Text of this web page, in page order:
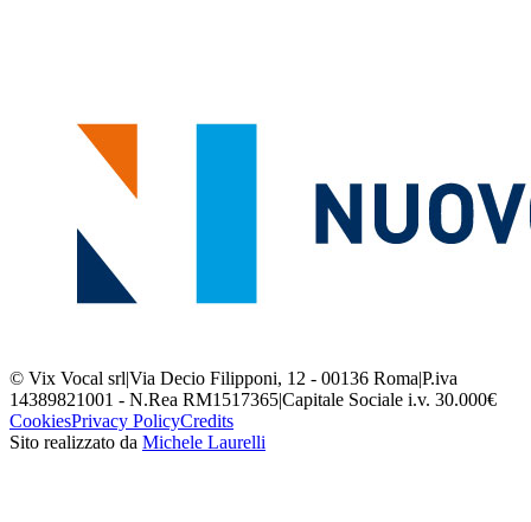
© Vix Vocal srl|Via Decio Filipponi, 12 - 00136 Roma|P.iva
14389821001 - N.Rea RM1517365|Capitale Sociale i.v. 30.000€
CookiesPrivacy PolicyCredits
Sito realizzato da Michele Laurelli